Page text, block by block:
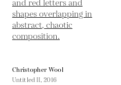
Christopher Wool
Untitled II,2016